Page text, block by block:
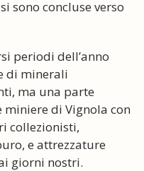
sono concluse verso
periodi dell’anno
di minerali
ma una parte
di Vignola con
collezionisti,
e attrezzature
giorni nostri.